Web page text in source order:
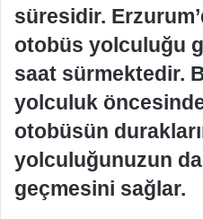
süresidir.
otobüs yolculuğu
saat sürmektedir.
yolculuk
otobüsün
yolculuğunuzun
geçmesini sağlar.